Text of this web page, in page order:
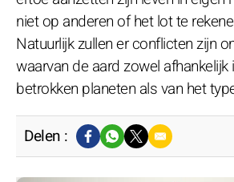
niet op anderen of het lot te
Natuurlijk zullen er conflicten zijn
waarvan de aard zowel afhankelijk
betrokken planeten als van het
Delen :